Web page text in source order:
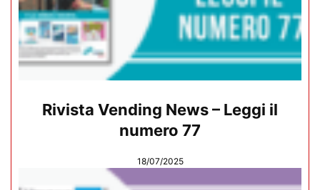
Rivista Vending News – Leggi il
numero 77
18/07/2025